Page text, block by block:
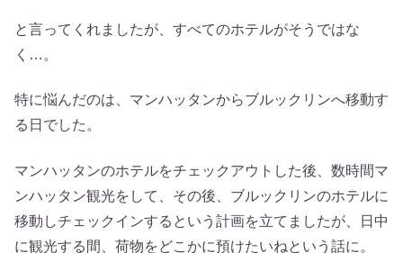
と言ってくれましたが、すべてのホテルがそうではな
く…。
特に悩んだのは、マンハッタンからブルックリンへ移動す
る日でした。
マンハッタンのホテルをチェックアウトした後、数時間マ
ンハッタン観光をして、その後、ブルックリンのホテルに
移動しチェックインするという計画を立てましたが、日中
に観光する間、荷物をどこかに預けたいねという話に。